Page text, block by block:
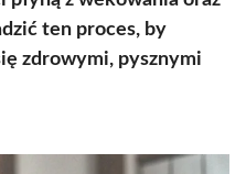
ten proces, by
zdrowymi, pysznymi